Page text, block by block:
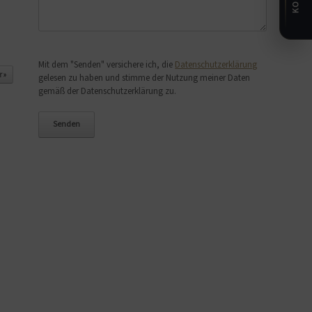
»
Mit dem "Senden" versichere ich, die Datenschutzerklärung
gelesen zu haben und stimme der Nutzung meiner Daten
gemäß der Datenschutzerklärung zu.